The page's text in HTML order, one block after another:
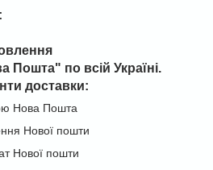
Пошта" по всій Україні
доставки:
Нова Пошта
Нової пошти
Нової пошти